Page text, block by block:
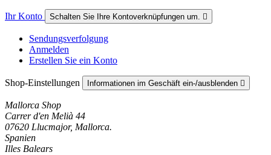
Ihr Konto Schalten Sie Ihre Kontoverknüpfungen um. 
Sendungsverfolgung
Anmelden
Erstellen Sie ein Konto
Shop-Einstellungen Informationen im Geschäft ein-/ausblenden 
Mallorca Shop
Carrer d'en Melià 44
07620 Llucmajor, Mallorca.
Spanien
Illes Balears